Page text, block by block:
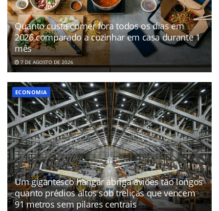
Quanto custa comer fora todos os dias em
2026 comparado a cozinhar em casa durante 1
mês
7 DE AGOSTO DE 2026
ECONOMIA
Um gigantesco hangar abriga aviões tão longos
quanto prédios altos sob treliças que vencem
91 metros sem pilares centrais